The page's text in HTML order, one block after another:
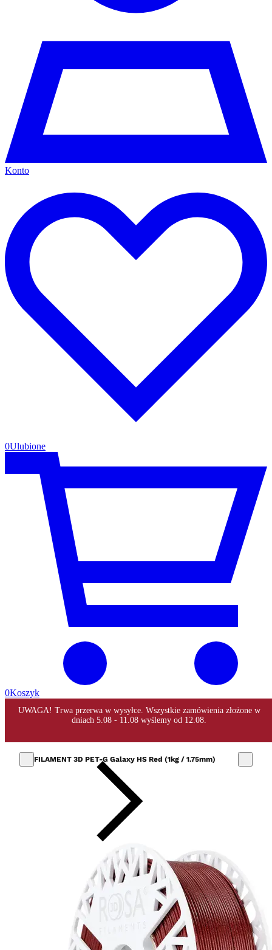
Konto
0Ulubione
0Koszyk
FILAMENT 3D PET-G Galaxy HS Red (1kg / 1.75mm)